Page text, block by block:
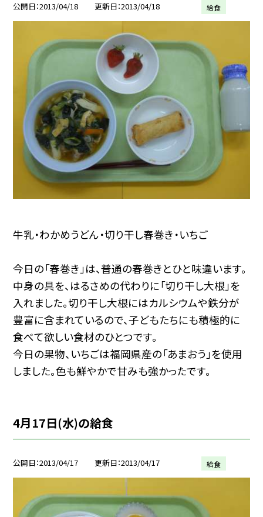
公開日 2013/04/18 更新日 2013/04/18 給食
牛乳・わかめうどん・切り干し春巻き・いちご
今日の「春巻き」は、普通の春巻きとひと味違います。
中身の具を、はるさめの代わりに「切り干し大根」を
入れました。切り干し大根にはカルシウムや鉄分が
豊富に含まれているので、子どもたちにも積極的に
食べて欲しい食材のひとつです。
今日の果物、いちごは福岡県産の「あまおう」を使用
しました。色も鮮やかで甘みも強かったです。
4月17日(水)の給食
公開日 2013/04/17 更新日 2013/04/17 給食